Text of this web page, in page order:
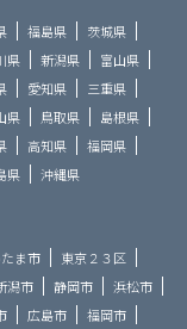
福島県
茨城県
県 新潟県
富山県
愛知県
三重県
県 鳥取県
島根県
高知県
福岡県
県 沖縄県
ま市
東京２３区
潟市 静岡市
浜松市
広島市 福岡市